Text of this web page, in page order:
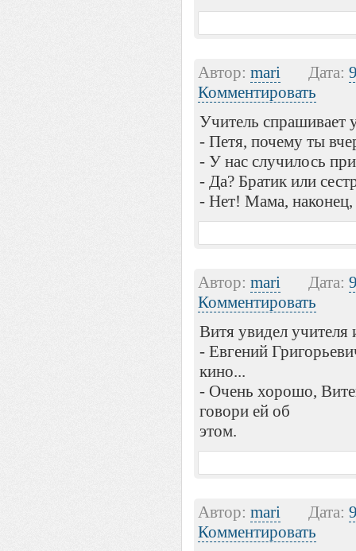
Автор: mari Дата:
Комментировать
Учитель спрашивает
- Петя, почему ты
- У нас случилось
- Да? Братик или
- Нет! Мама,
Автор: mari Дата:
Комментировать
Витя увидел учителя
- Евгений
кино...
- Очень хорошо,
говори ей об
этом.
Автор: mari Дата:
Комментировать